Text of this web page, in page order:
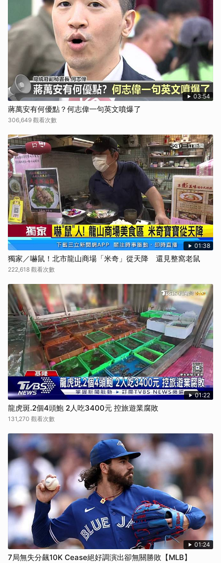
03:54
蔣萬安有何優點？何志偉一句英文噴爆了
306,649 觀看次數
01:38
獨家／嚇鼠！北市龍山商場「米奇」從天降 還見整窩老鼠
222,618 觀看次數
01:22
龍虎斑.2個4頭鮑 2人吃3400元 控旅遊業腐敗
131,270 觀看次數
01:24
7局無失分飆10K Cease絕好調演出卻無關勝敗【MLB】
取消